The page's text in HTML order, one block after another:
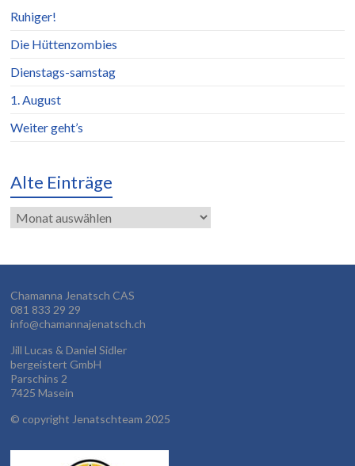
Ruhiger!
Die Hüttenzombies
Dienstags-samstag
1. August
Weiter geht’s
Alte Einträge
Alte
Einträge
Chamanna Jenatsch CAS
081 833 29 29
info@chamannajenatsch.ch
Jill Lucas & Daniel Sidler
bergeistert GmbH
Parschins 2
7425 Masein
© copyright Jenatschteam 2025